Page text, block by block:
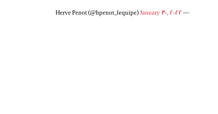
— Herve Penot (@hpenot_lequipe)
January 30, 2022